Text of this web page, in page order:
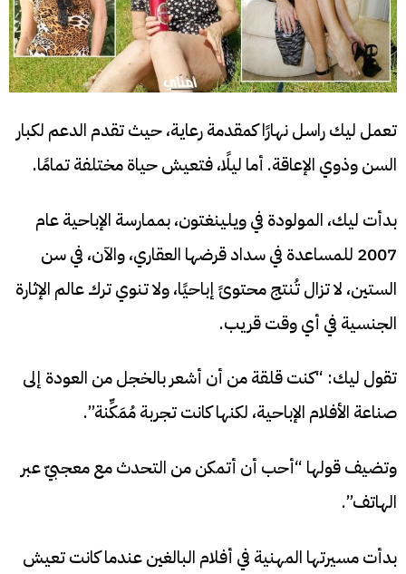
تعمل ليك راسل نهارًا كمقدمة رعاية، حيث تقدم الدعم لكبار
السن وذوي الإعاقة. أما ليلًا، فتعيش حياة مختلفة تمامًا.
بدأت ليك، المولودة في ويلينغتون، بممارسة الإباحية عام
2007 للمساعدة في سداد قرضها العقاري، والآن، في سن
الستين، لا تزال تُنتج محتوىً إباحيًا، ولا تنوي ترك عالم الإثارة
الجنسية في أي وقت قريب.
تقول ليك: “كنت قلقة من أن أشعر بالخجل من العودة إلى
صناعة الأفلام الإباحية، لكنها كانت تجربة مُمَكِّنة”.
وتضيف قولها “أحب أن أتمكن من التحدث مع معجبيّ عبر
الهاتف”.
بدأت مسيرتها المهنية في أفلام البالغين عندما كانت تعيش